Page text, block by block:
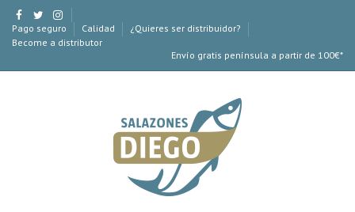
Pago seguro Calidad
¿Quieres ser distribuidor?
Become a distributor
Envío gratis península a partir de 100€*